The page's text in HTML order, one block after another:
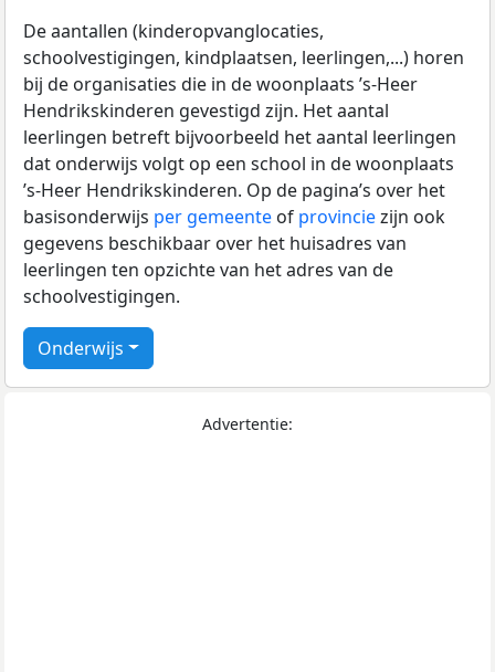
De aantallen (kinderopvanglocaties,
schoolvestigingen, kindplaatsen, leerlingen,...) horen
bij de organisaties die in de woonplaats ’s-Heer
Hendrikskinderen gevestigd zijn. Het aantal
leerlingen betreft bijvoorbeeld het aantal leerlingen
dat onderwijs volgt op een school in de woonplaats
’s-Heer Hendrikskinderen. Op de pagina’s over het
basisonderwijs per gemeente of provinciezijn ook
gegevens beschikbaar over het huisadres van
leerlingen ten opzichte van het adres van de
schoolvestigingen.
Onderwijs
Advertentie: